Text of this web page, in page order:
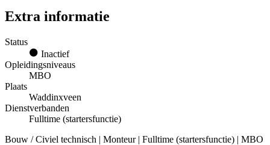
Extra informatie
Status
Inactief
Opleidingsniveaus
MBO
Plaats
Waddinxveen
Dienstverbanden
Fulltime (startersfunctie)
Bouw / Civiel technisch | Monteur | Fulltime (startersfunctie) | MBO